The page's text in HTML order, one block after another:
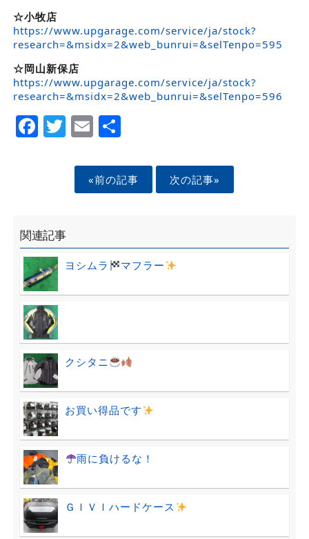
☆小牧店
https://www.upgarage.com/service/ja/stock?
research=&msidx=2&web_bunrui=&selTenpo=595
☆岡山新保店
https://www.upgarage.com/service/ja/stock?
research=&msidx=2&web_bunrui=&selTenpo=596
Facebook
Twitter
EmailShare
«前の記事 次の記事»
関連記事
ヨシムラ マフラー
クシタニ
お買い得品です
雨に負けるな！
ＧＩＶＩハードケース